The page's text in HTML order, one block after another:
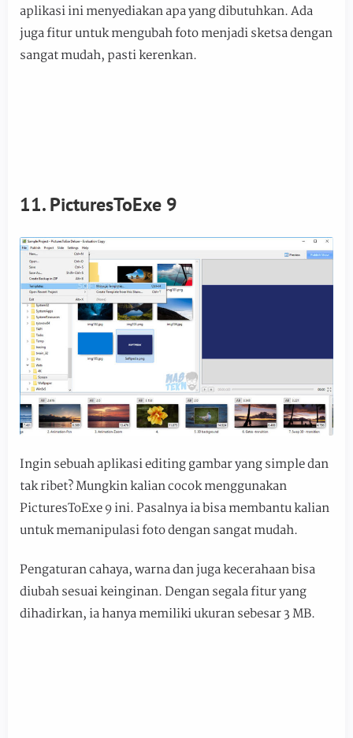
aplikasi ini menyediakan apa yang dibutuhkan. Ada
juga fitur untuk mengubah foto menjadi sketsa dengan
sangat mudah, pasti kerenkan.
11. PicturesToExe 9
Ingin sebuah aplikasi editing gambar yang simple dan
tak ribet? Mungkin kalian cocok menggunakan
PicturesToExe 9 ini. Pasalnya ia bisa membantu kalian
untuk memanipulasi foto dengan sangat mudah.
Pengaturan cahaya, warna dan juga kecerahaan bisa
diubah sesuai keinginan. Dengan segala fitur yang
dihadirkan, ia hanya memiliki ukuran sebesar 3 MB.